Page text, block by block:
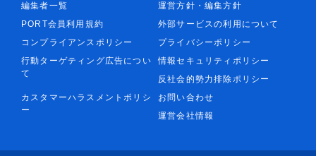
編集者一覧
運営方針・編集方針
PORT会員利用規約
外部サービスの利用について
コンプライアンスポリシー
プライバシーポリシー
行動ターゲティング広告につい
て
情報セキュリティポリシー
反社会的勢力排除ポリシー
カスタマーハラスメントポリシ
ー
お問い合わせ
運営会社情報